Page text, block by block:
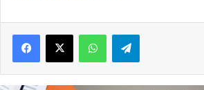
Facebook
X WhatsAppTelegram